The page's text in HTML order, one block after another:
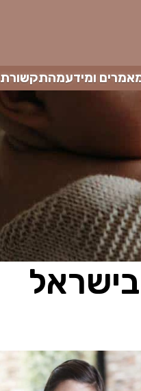
ומידעמהתקשורת